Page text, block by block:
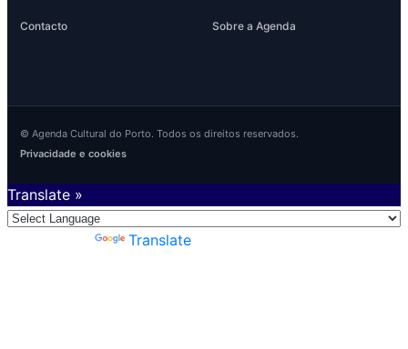
Contacto Sobre a Agenda
© Agenda Cultural do Porto. Todos os direitos reservados.
Privacidade e cookies
Translate »
Translate